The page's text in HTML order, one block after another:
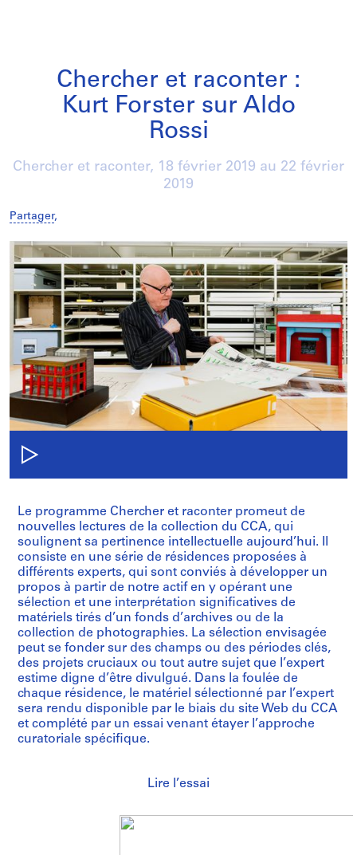
Chercher et raconter :
Kurt Forster sur Aldo
Rossi
Chercher et raconter, 18 février 2019 au 22 février
2019
Partager,
Le programme Chercher et raconter promeut de
nouvelles lectures de la collection du CCA, qui
soulignent sa pertinence intellectuelle aujourd’hui. Il
consiste en une série de résidences proposées à
différents experts, qui sont conviés à développer un
propos à partir de notre actif en y opérant une
sélection et une interprétation significatives de
matériels tirés d’un fonds d’archives ou de la
collection de photographies. La sélection envisagée
peut se fonder sur des champs ou des périodes clés,
des projets cruciaux ou tout autre sujet que l’expert
estime digne d’être divulgué. Dans la foulée de
chaque résidence, le matériel sélectionné par l’expert
sera rendu disponible par le biais du site Web du CCA
et complété par un essai venant étayer l’approche
curatoriale spécifique.
Lire l’essai